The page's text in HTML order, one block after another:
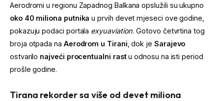
Aerodromi u regionu Zapadnog Balkana opslužili su ukupno
oko 40 miliona putnika u prvih devet mjeseci ove godine,
pokazuju podaci portala exyuaviation. Gotovo četvrtina tog
broja otpada na Aerodrom u Tirani , dok je Sarajevo
ostvarilo najveći procentualni rastu odnosu na isti period
prošle godine.
Tirana rekorder sa više od devet miliona